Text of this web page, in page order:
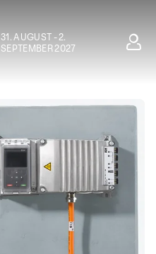
31. AUGUST - 2.
SEPTEMBER 2027